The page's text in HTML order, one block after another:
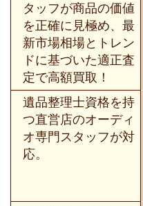
タッフが商品の価値
を正確に見極め、最
新市場相場とトレン
ドに基づいた適正査
定で高額買取！
遺品整理士資格を持
つ直営店のオーディ
オ専門スタッフが対
応。